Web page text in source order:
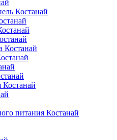
Костанай
Костанай
Костанай
питания Костанай